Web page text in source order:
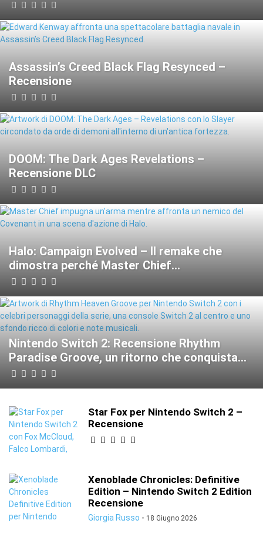
Assassin’s Creed Black Flag Resynced –
Recensione
DOOM: The Dark Ages Revelations –
Recensione DLC
Halo: Campaign Evolved – Il remake che
dimostra perché Master Chief...
Nintendo Switch 2: Recensione Rhythm
Paradise Groove, un ritorno che conquista...
Star Fox per Nintendo Switch 2 –
Recensione
Xenoblade Chronicles: Definitive
Edition – Nintendo Switch 2 Edition
Recensione
Giorgia Russo - 18 Giugno 2026